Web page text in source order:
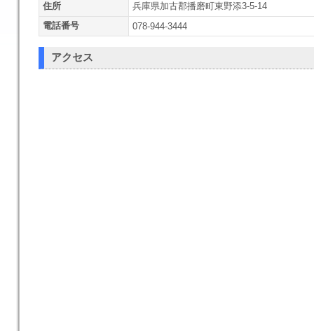
住所
兵庫県加古郡播磨町東野添3-5-14
電話番号
078-944-3444
アクセス